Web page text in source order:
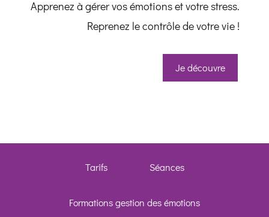
Apprenez à gérer vos émotions et votre stress.
Reprenez le contrôle de votre vie !
Je découvre
Tarifs Séances
Formations gestion des émotions
Whatsapp